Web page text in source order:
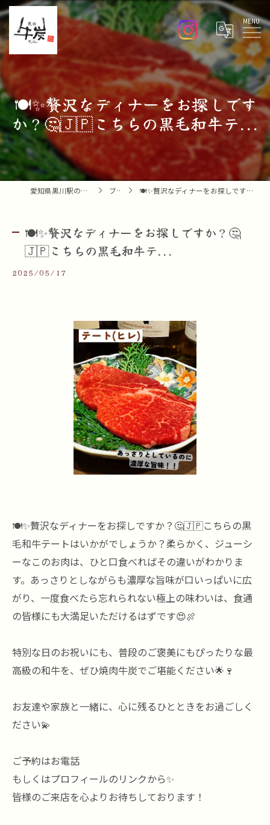
Menu
🍽️✨贅沢なディナーをお探しです
か？🤔🇯🇵こちらの黒毛和牛テ...
愛知県黒川駅の焼肉なら焼肉 牛炭 ブログ 🍽️✨贅沢なディナーをお探しですか？🤔🇯🇵こちらの黒毛和牛テ...
🍽️✨贅沢なディナーをお探しですか？🤔
🇯🇵こちらの黒毛和牛テ...
2025/05/17
🍽️✨贅沢なディナーをお探しですか？🤔🇯🇵こちらの黒
毛和牛テートはいかがでしょうか？柔らかく、ジューシ
ーなこのお肉は、ひと口食べればその違いがわかりま
す。あっさりとしながらも濃厚な旨味が口いっぱいに広
がり、一度食べたら忘れられない極上の味わいは、食通
の皆様にも大満足いただけるはずです😍🍖
特別な日のお祝いにも、普段のご褒美にもぴったりな最
高級の和牛を、ぜひ焼肉牛炭でご堪能ください🌟🍷
お友達や家族と一緒に、心に残るひとときをお過ごしく
ださい💫
ご予約はお電話
もしくはプロフィールのリンクから✨
皆様のご来店を心よりお待ちしております！